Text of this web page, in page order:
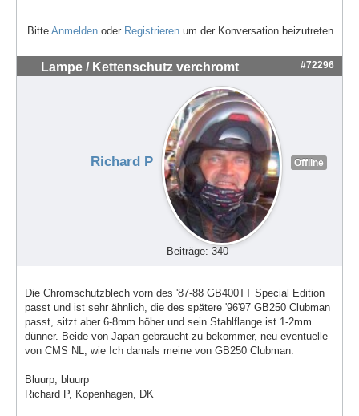
Bitte Anmelden oder Registrieren um der Konversation beizutreten.
Lampe / Kettenschutz verchromt #72296
Richard P Offline
Beiträge: 340
Die Chromschutzblech vorn des '87-88 GB400TT Special Edition
passt und ist sehr ähnlich, die des spätere '96'97 GB250 Clubman
passt, sitzt aber 6-8mm höher und sein Stahlflange ist 1-2mm
dünner. Beide von Japan gebraucht zu bekommer, neu eventuelle
von CMS NL, wie Ich damals meine von GB250 Clubman.
Bluurp, bluurp
Richard P, Kopenhagen, DK